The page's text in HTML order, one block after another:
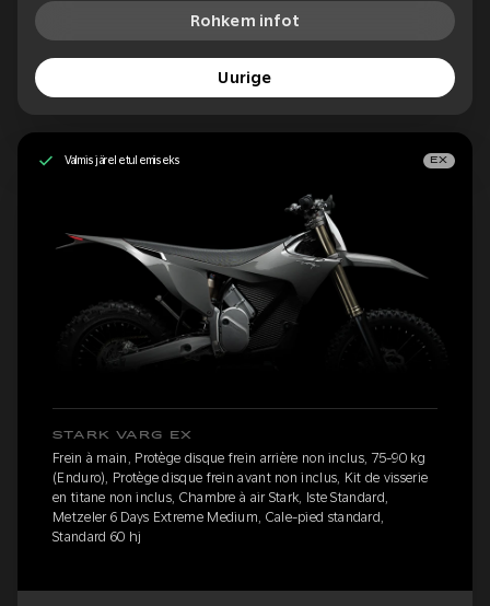
Rohkem infot
Uurige
Valmis järeletulemiseks EX
STARK VARG EX
Frein à main, Protège disque frein arrière non inclus, 75-90 kg
(Enduro), Protège disque frein avant non inclus, Kit de visserie
en titane non inclus, Chambre à air Stark, Iste Standard,
Metzeler 6 Days Extreme Medium, Cale-pied standard,
Standard 60 hj